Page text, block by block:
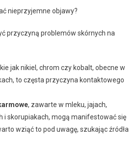
nieprzyjemne objawy?
przyczyną problemów skórnych na
jak nikiel, chrom czy kobalt, obecne w
to częsta przyczyna kontaktowego
, zawarte w mleku, jajach,
i skorupiakach, mogą manifestować się
wziąć to pod uwagę, szukając źródła